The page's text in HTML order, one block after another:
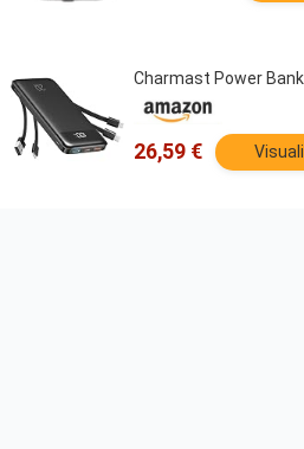
Charmast Power
26,59 €